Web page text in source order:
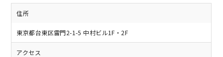
住所
東京都台東区雷門2-1-5 中村ビル1F・2F
アクセス